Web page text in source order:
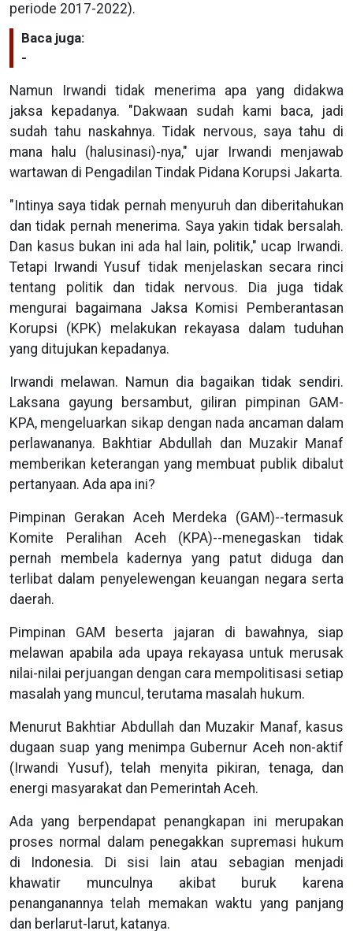
periode 2017-2022).
Baca juga:
-
Namun Irwandi tidak menerima apa yang didakwa
jaksa kepadanya. "Dakwaan sudah kami baca, jadi
sudah tahu naskahnya. Tidak nervous, saya tahu di
mana halu (halusinasi)-nya," ujar Irwandi menjawab
wartawan di Pengadilan Tindak Pidana Korupsi Jakarta.
"Intinya saya tidak pernah menyuruh dan diberitahukan
dan tidak pernah menerima. Saya yakin tidak bersalah.
Dan kasus bukan ini ada hal lain, politik," ucap Irwandi.
Tetapi Irwandi Yusuf tidak menjelaskan secara rinci
tentang politik dan tidak nervous. Dia juga tidak
mengurai bagaimana Jaksa Komisi Pemberantasan
Korupsi (KPK) melakukan rekayasa dalam tuduhan
yang ditujukan kepadanya.
Irwandi melawan. Namun dia bagaikan tidak sendiri.
Laksana gayung bersambut, giliran pimpinan GAM-
KPA, mengeluarkan sikap dengan nada ancaman dalam
perlawananya. Bakhtiar Abdullah dan Muzakir Manaf
memberikan keterangan yang membuat publik dibalut
pertanyaan. Ada apa ini?
Pimpinan Gerakan Aceh Merdeka (GAM)--termasuk
Komite Peralihan Aceh (KPA)--menegaskan tidak
pernah membela kadernya yang patut diduga dan
terlibat dalam penyelewengan keuangan negara serta
daerah.
Pimpinan GAM beserta jajaran di bawahnya, siap
melawan apabila ada upaya rekayasa untuk merusak
nilai-nilai perjuangan dengan cara mempolitisasi setiap
masalah yang muncul, terutama masalah hukum.
Menurut Bakhtiar Abdullah dan Muzakir Manaf, kasus
dugaan suap yang menimpa Gubernur Aceh non-aktif
(Irwandi Yusuf), telah menyita pikiran, tenaga, dan
energi masyarakat dan Pemerintah Aceh.
Ada yang berpendapat penangkapan ini merupakan
proses normal dalam penegakkan supremasi hukum
di Indonesia. Di sisi lain atau sebagian menjadi
khawatir munculnya akibat buruk karena
penanganannya telah memakan waktu yang panjang
dan berlarut-larut, katanya.